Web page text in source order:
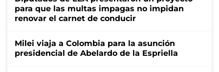
para que las multas impagas no impidan
renovar el carnet de conducir
Milei viaja a Colombia para la asunción
presidencial de Abelardo de la Espriella